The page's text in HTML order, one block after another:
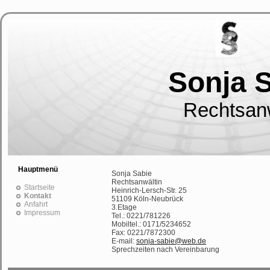
Sonja
Hauptmenü
Startseite
Kontakt
Anfahrt
Impressum
Sonja Sabie
Rechtsanwältin
Heinrich-Lersch-Str. 25
51109 Köln-Neubrück
3.Etage
Tel.: 0221/781226
Mobiltel.: 0171/5234652
Fax: 0221/7872300
E-mail: sonja-sabie@web.de
Sprechzeiten nach Vereinbarung